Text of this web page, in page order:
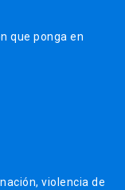
que ponga en
violencia de